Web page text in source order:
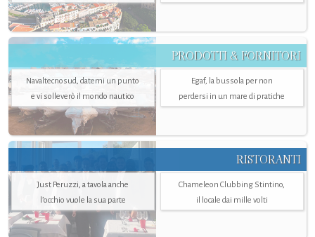
PRODOTTI & FORNITORI
Navaltecnosud, datemi un punto
e vi solleverò il mondo nautico
Egaf, la bussola per non
perdersi in un mare di pratiche
RISTORANTI
Just Peruzzi, a tavola anche
l’occhio vuole la sua parte
Chameleon Clubbing Stintino,
il locale dai mille volti